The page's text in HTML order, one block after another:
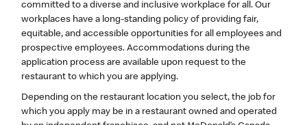
committed to a diverse and inclusive workplace for all. Our
workplaces have a long-standing policy of providing fair,
equitable, and accessible opportunities for all employees and
prospective employees. Accommodations during the
application process are available upon request to the
restaurant to which you are applying.
Depending on the restaurant location you select, the job for
which you apply may be in a restaurant owned and operated